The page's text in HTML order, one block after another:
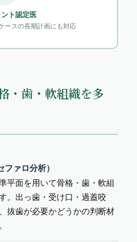
ト認定医
ースの長期計画にも対応
・歯・軟組織を多
ァロ分析）
平面を用いて骨格・歯・軟組
。出っ歯・受け口・過蓋咬
抜歯が必要かどうかの判断材